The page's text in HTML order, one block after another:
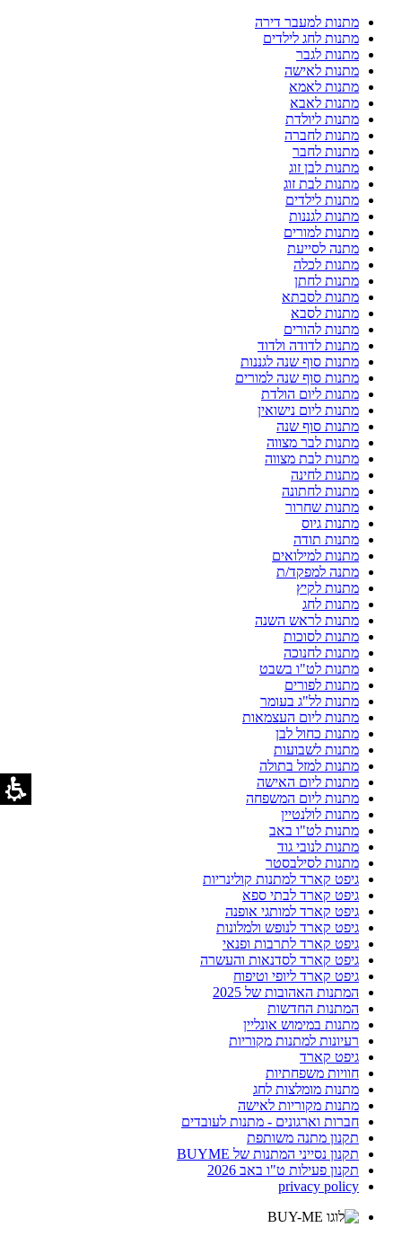
מתנות למעבר דירה
מתנות לחג לילדים
מתנות לגבר
מתנות לאישה
מתנות לאמא
מתנות לאבא
מתנות ליולדת
מתנות לחברה
מתנות לחבר
מתנות לבן זוג
מתנות לבת זוג
מתנות לילדים
מתנות לגננות
מתנות למורים
מתנה לסייעת
מתנות לכלה
מתנות לחתן
מתנות לסבתא
מתנות לסבא
מתנות להורים
מתנות לדודה ולדוד
מתנות סוף שנה לגננות
מתנות סוף שנה למורים
מתנות ליום הולדת
מתנות ליום נישואין
מתנות סוף שנה
מתנות לבר מצווה
מתנות לבת מצווה
מתנות לחינה
מתנות לחתונה
מתנות שחרור
מתנות גיוס
מתנות תודה
מתנות למילואים
מתנה למפקד/ת
מתנות לקיץ
מתנות לחג
מתנות לראש השנה
מתנות לסוכות
מתנות לחנוכה
מתנות לט"ו בשבט
מתנות לפורים
מתנות לל"ג בעומר
מתנות ליום העצמאות
מתנות כחול לבן
מתנות לשבועות
מתנות למזל בתולה
מתנות ליום האישה
מתנות ליום המשפחה
מתנות לולנטיין
מתנות לט"ו באב
מתנות לנובי גוד
מתנות לסילבסטר
גיפט קארד למתנות קולינריות
גיפט קארד לבתי ספא
גיפט קארד למותגי אופנה
גיפט קארד לנופש ולמלונות
גיפט קארד לתרבות ופנאי
גיפט קארד לסדנאות והעשרה
גיפט קארד ליופי וטיפוח
המתנות האהובות של 2025
המתנות החדשות
מתנות במימוש אונליין
רעיונות למתנות מקוריות
גיפט קארד
חוויות משפחתיות
מתנות מומלצות לחג
מתנות מקוריות לאישה
חברות וארגונים - מתנות לעובדים
תקנון מתנה משותפת
תקנון נסייני המתנות של BUYME
תקנון פעילות ט"ו באב 2026
privacy policy